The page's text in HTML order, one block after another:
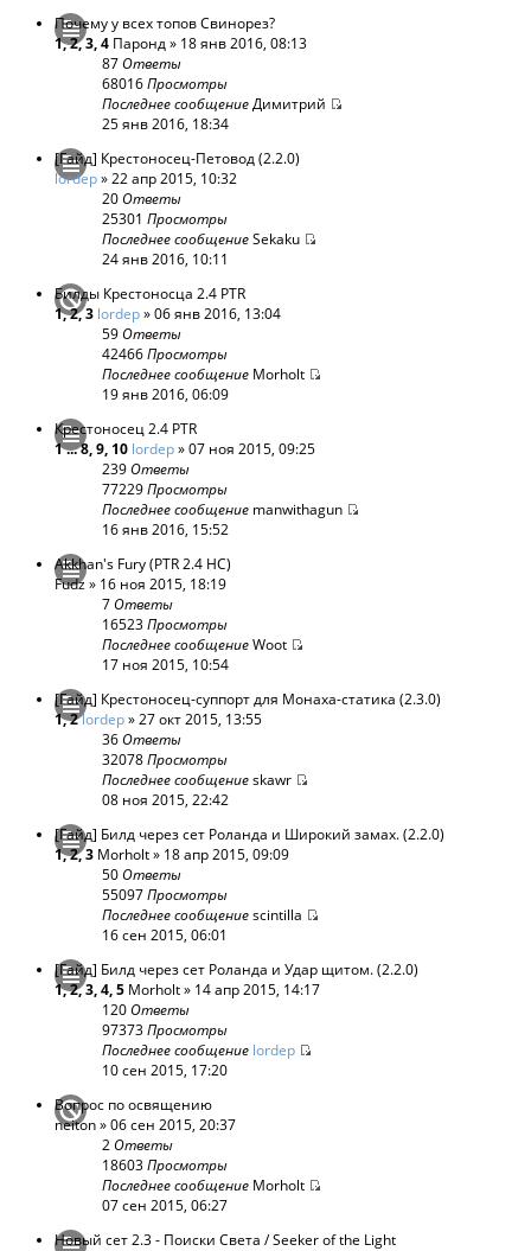
Почему у всех топов Свинорез?
1,2,3,4 Паронд» 18 янв 2016, 08:13
87Ответы
68016Просмотры
Последнее сообщениеДимитрий
25 янв 2016, 18:34
[Гайд] Крестоносец-Петовод (2.2.0)
lordep» 22 апр 2015, 10:32
20Ответы
25301 Просмотры
Последнее сообщениеSekaku
24 янв 2016, 10:11
Билды Крестоносца 2.4 PTR
1,2,3 lordep» 06 янв 2016, 13:04
59Ответы
42466Просмотры
Последнее сообщение Morholt
19 янв 2016, 06:09
Крестоносец 2.4 PTR
1...8,9, 10 lordep» 07 ноя 2015, 09:25
239Ответы
77229Просмотры
Последнее сообщение manwithagun
16 янв 2016, 15:52
Akkhan's Fury (PTR 2.4 HC)
Fudz» 16 ноя 2015, 18:19
7Ответы
16523Просмотры
Последнее сообщениеWoot
17 ноя 2015, 10:54
[Гайд] Крестоносец-суппорт для Монаха-статика (2.3.0)
1,2lordep» 27 окт 2015, 13:55
36Ответы
32078Просмотры
Последнее сообщениеskawr
08 ноя 2015, 22:42
[Гайд] Билд через сет Роланда и Широкий замах. (2.2.0)
1,2,3 Morholt» 18 апр 2015, 09:09
50Ответы
55097Просмотры
Последнее сообщениеscintilla
16 сен 2015, 06:01
[Гайд] Билд через сет Роланда и Удар щитом. (2.2.0)
1,2,3,4,5 Morholt» 14 апр 2015, 14:17
120Ответы
97373Просмотры
Последнее сообщение lordep
10 сен 2015, 17:20
Вопрос по освящению
neiton» 06 сен 2015, 20:37
2Ответы
18603Просмотры
Последнее сообщение Morholt
07 сен 2015, 06:27
Новый сет 2.3 - Поиски Света / Seeker of the Light